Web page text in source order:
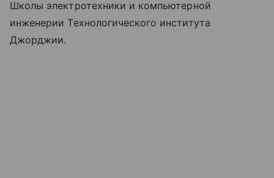
Школы электротехники и компьютерной
инженерии Технологического института
Джорджии.